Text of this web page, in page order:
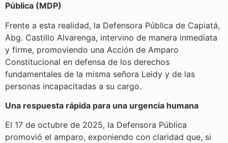
Pública (MDP)
Frente a esta realidad, la Defensora Pública de Capiatá,
Abg. Castillo Alvarenga, intervino de manera inmediata
y firme, promoviendo una Acción de Amparo
Constitucional en defensa de los derechos
fundamentales de la misma señora Leidy y de las
personas incapacitadas a su cargo.
Una respuesta rápida para una urgencia humana
El 17 de octubre de 2025, la Defensora Pública
promovió el amparo, exponiendo con claridad que, si